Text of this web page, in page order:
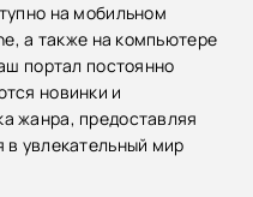
на мобильном
а также на компьютере
портал постоянно
новинки и
жанра, предоставляя
в увлекательный мир